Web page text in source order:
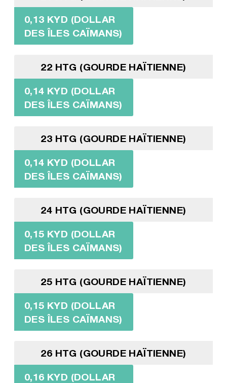
0,13 KYD (DOLLAR
DES ÎLES CAÏMANS)
22 HTG (GOURDE HAÏTIENNE)
0,14 KYD (DOLLAR
DES ÎLES CAÏMANS)
23 HTG (GOURDE HAÏTIENNE)
0,14 KYD (DOLLAR
DES ÎLES CAÏMANS)
24 HTG (GOURDE HAÏTIENNE)
0,15 KYD (DOLLAR
DES ÎLES CAÏMANS)
25 HTG (GOURDE HAÏTIENNE)
0,15 KYD (DOLLAR
DES ÎLES CAÏMANS)
26 HTG (GOURDE HAÏTIENNE)
0,16 KYD (DOLLAR